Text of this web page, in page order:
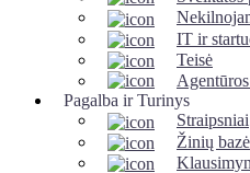
IT ir
Teisė
Pagalba ir Turinys
Straipsniai
Žinių bazė